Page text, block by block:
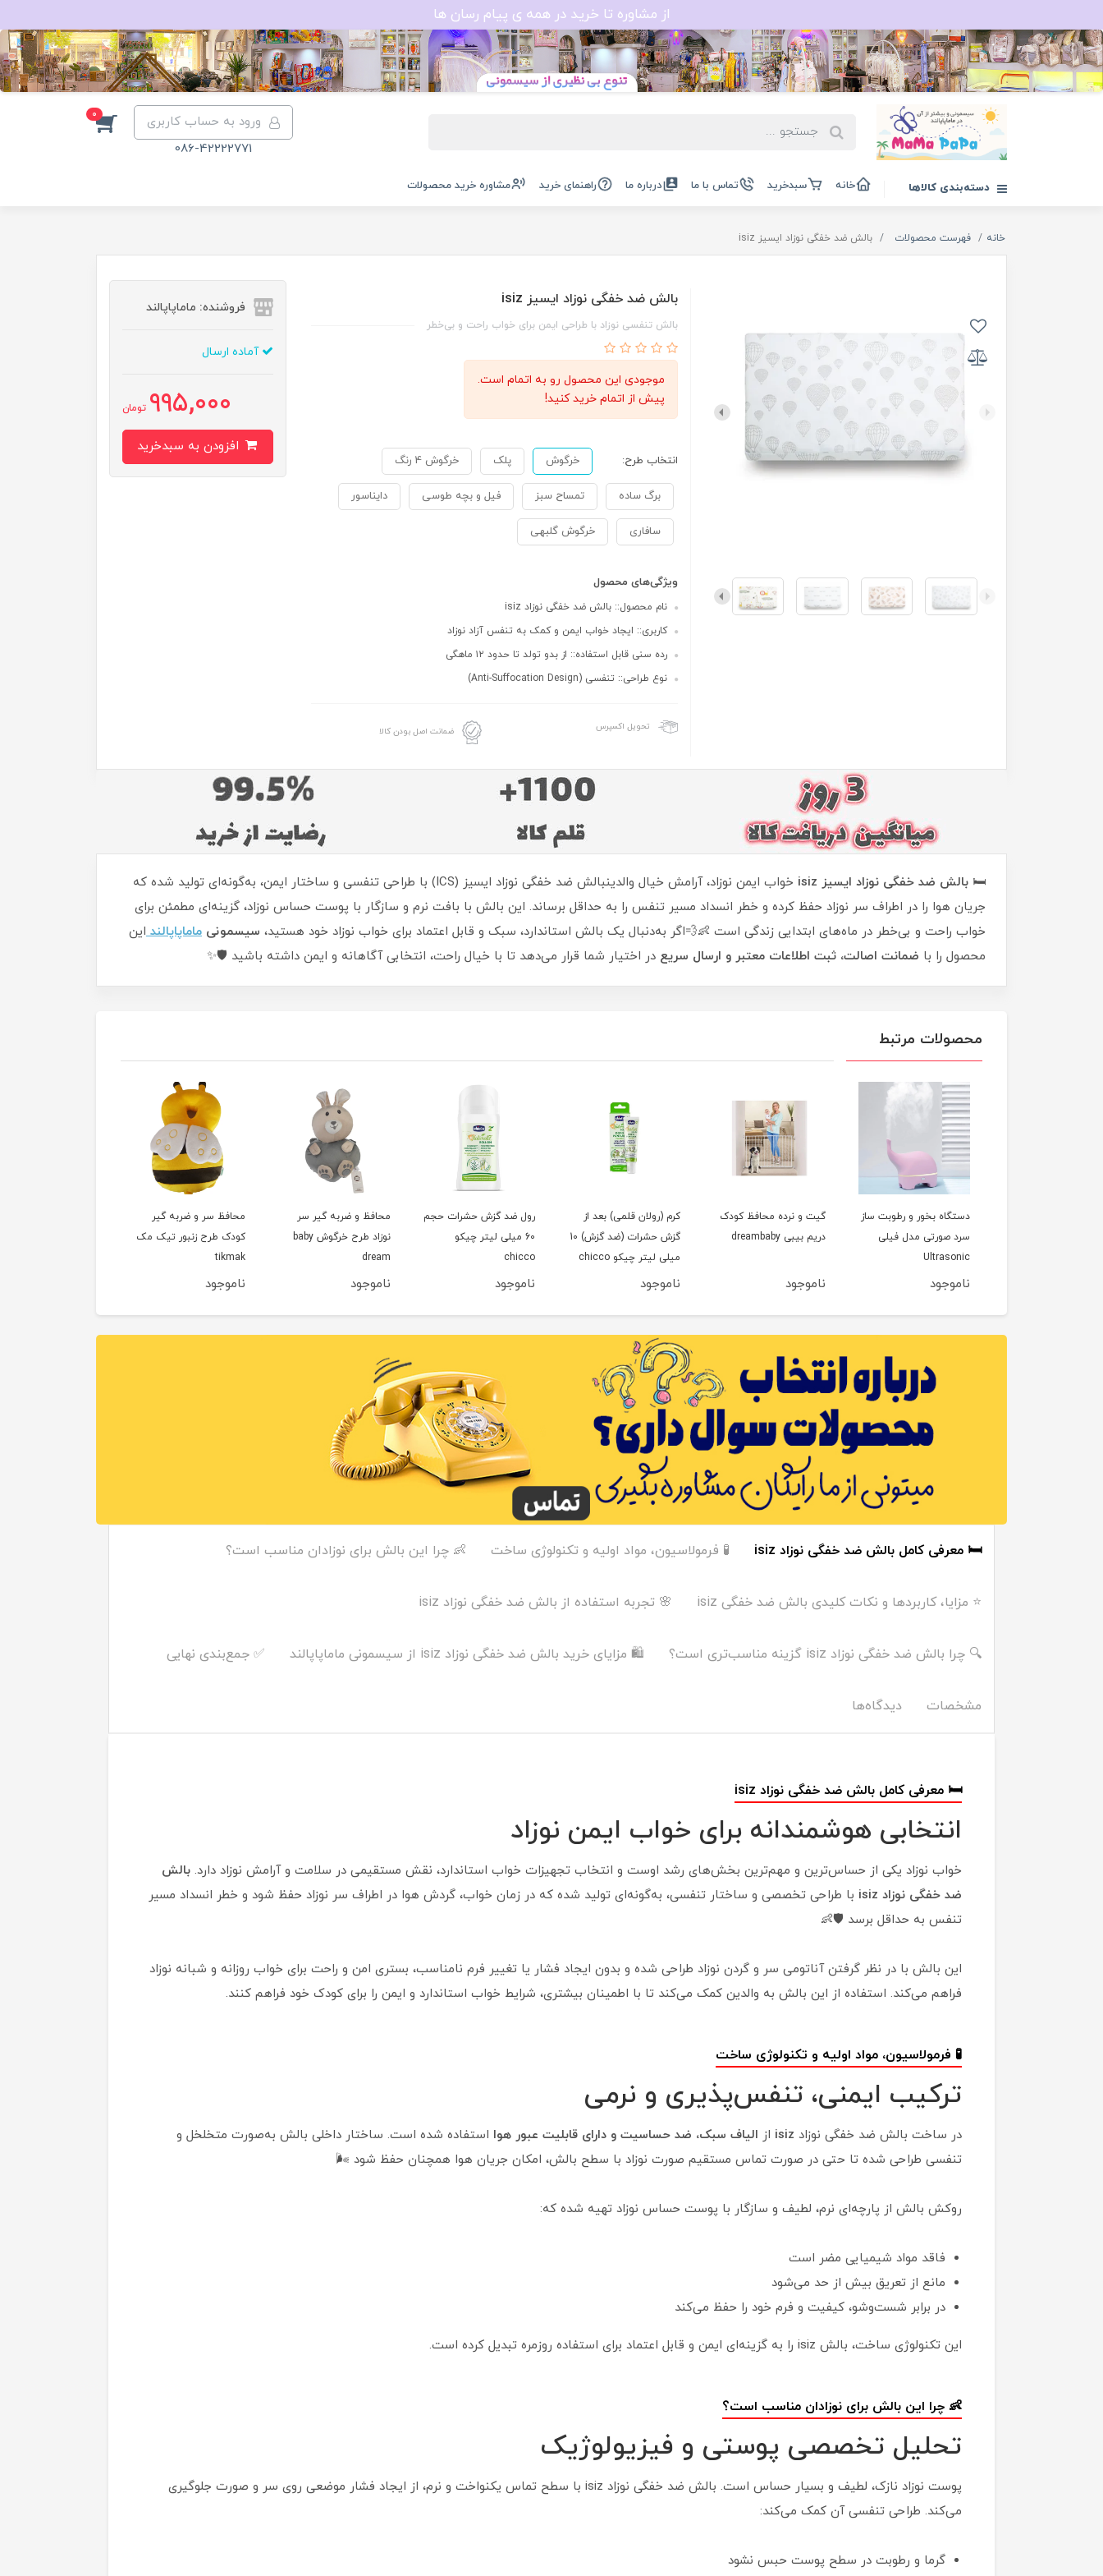
از مشاوره تا خرید در همه ی پیام رسان ها
ورود به حساب کاربری
086-42222771
0
دسته‌بندی کالاها خانه سبدخرید تماس با ما درباره ما راهنمای خرید مشاوره خرید محصولات
خانه فهرست محصولات بالش ضد خفگی نوزاد ایسیز isiz
بالش ضد خفگی نوزاد ایسیز isiz
بالش تنفسی نوزاد با طراحی ایمن برای خواب راحت و بی‌خطر
موجودی این محصول رو به اتمام است.
پیش از اتمام خرید کنید!
انتخاب طرح: خرگوش پلک خرگوش 4 رنگ
برگ ساده تمساح سبز فیل و بچه طوسی دایناسور
سافاری خرگوش گلبهی
ویژگی‌های محصول
نام محصول:: بالش ضد خفگی نوزاد isiz
کاربری:: ایجاد خواب ایمن و کمک به تنفس آزاد نوزاد
رده سنی قابل استفاده:: از بدو تولد تا حدود ۱۲ ماهگی
نوع طراحی:: تنفسی (Anti-Suffocation Design)
تحویل اکسپرس ضمانت اصل بودن کالا
فروشنده: ماماپاپالند
آماده ارسال
995,000 تومان
🛏️ بالش ضد خفگی نوزاد ایسیز isiz
خواب ایمن نوزاد، آرامش خیال والدینبالش ضد خفگی نوزاد ایسیز (ICS) با طراحی تنفسی و ساختار ایمن، به‌گونه‌ای تولید شده که
جریان هوا را در اطراف سر نوزاد حفظ کرده و خطر انسداد مسیر تنفس را به حداقل برساند. این بالش با بافت نرم و سازگار با پوست حساس نوزاد، گزینه‌ای مطمئن برای
خواب راحت و بی‌خطر در ماه‌های ابتدایی زندگی است 👶💨اگر به‌دنبال یک بالش استاندارد، سبک و قابل اعتماد برای خواب نوزاد خود هستید، سیسمونی ماماپاپالنداین
محصول را با ضمانت اصالت، ثبت اطلاعات معتبر و ارسال سریع در اختیار شما قرار می‌دهد تا با خیال راحت، انتخابی آگاهانه و ایمن داشته باشید 🛡️✨
محصولات مرتبط
دستگاه بخور و رطوبت ساز
سرد صورتی مدل فیلی
Ultrasonic
ناموجود
گیت و نرده محافظ کودک
دریم بیبی dreambaby
ناموجود
کرم (رولان قلمی) بعد از
گزش حشرات (ضد گزش) 10
میلی لیتر چیکو chicco
ناموجود
رول ضد گزش حشرات حجم
60 میلی لیتر چیکو
chicco
ناموجود
محافظ و ضربه گیر سر
نوزاد طرح خرگوش baby
dream
ناموجود
محافظ سر و ضربه گیر
کودک طرح زنبور تیک مک
tikmak
ناموجود
🛏️ معرفی کامل بالش ضد خفگی نوزاد isiz 🧪 فرمولاسیون، مواد اولیه و تکنولوژی ساخت 👶 چرا این بالش برای نوزادان مناسب است؟
⭐ مزایا، کاربردها و نکات کلیدی بالش ضد خفگی isiz 🌸 تجربه استفاده از بالش ضد خفگی نوزاد isiz
🔍 چرا بالش ضد خفگی نوزاد isiz گزینه مناسب‌تری است؟ 🛍️ مزایای خرید بالش ضد خفگی نوزاد isiz از سیسمونی ماماپاپالند ✅ جمع‌بندی نهایی
مشخصات دیدگاه‌ها
🛏️ معرفی کامل بالش ضد خفگی نوزاد isiz
انتخابی هوشمندانه برای خواب ایمن نوزاد
خواب نوزاد یکی از حساس‌ترین و مهم‌ترین بخش‌های رشد اوست و انتخاب تجهیزات خواب استاندارد، نقش مستقیمی در سلامت و آرامش نوزاد دارد. بالش
ضد خفگی نوزاد isiz
با طراحی تخصصی و ساختار تنفسی، به‌گونه‌ای تولید شده که در زمان خواب، گردش هوا در اطراف سر نوزاد حفظ شود و خطر انسداد مسیر
تنفس به حداقل برسد 🛡️👶
این بالش با در نظر گرفتن آناتومی سر و گردن نوزاد طراحی شده و بدون ایجاد فشار یا تغییر فرم نامناسب، بستری امن و راحت برای خواب روزانه و شبانه نوزاد
فراهم می‌کند. استفاده از این بالش به والدین کمک می‌کند تا با اطمینان بیشتری، شرایط خواب استاندارد و ایمن را برای کودک خود فراهم کنند.
🧪 فرمولاسیون، مواد اولیه و تکنولوژی ساخت
ترکیب ایمنی، تنفس‌پذیری و نرمی
در ساخت بالش ضد خفگی نوزاد isiz از الیاف سبک، ضد حساسیت و دارای قابلیت عبور هوا استفاده شده است. ساختار داخلی بالش به‌صورت متخلخل و
تنفسی طراحی شده تا حتی در صورت تماس مستقیم صورت نوزاد با سطح بالش، امکان جریان هوا همچنان حفظ شود 🌬️
روکش بالش از پارچه‌ای نرم، لطیف و سازگار با پوست حساس نوزاد تهیه شده که:
فاقد مواد شیمیایی مضر است
مانع از تعریق بیش از حد می‌شود
در برابر شست‌وشو، کیفیت و فرم خود را حفظ می‌کند
این تکنولوژی ساخت، بالش isiz را به گزینه‌ای ایمن و قابل اعتماد برای استفاده روزمره تبدیل کرده است.
👶 چرا این بالش برای نوزادان مناسب است؟
تحلیل تخصصی پوستی و فیزیولوژیک
پوست نوزاد نازک، لطیف و بسیار حساس است. بالش ضد خفگی نوزاد isiz با سطح تماس یکنواخت و نرم، از ایجاد فشار موضعی روی سر و صورت جلوگیری
می‌کند. طراحی تنفسی آن کمک می‌کند:
گرما و رطوبت در سطح پوست حبس نشود